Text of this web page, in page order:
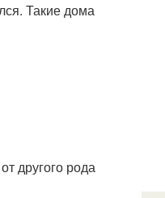
Такие дома
другого рода